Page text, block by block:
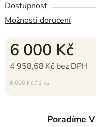
Dostupnost
Možnosti doručení
6 000 Kč
4 958,68 Kč bez DPH
Měrná cena:
6 000 Kč / 1 ks
Poradíme